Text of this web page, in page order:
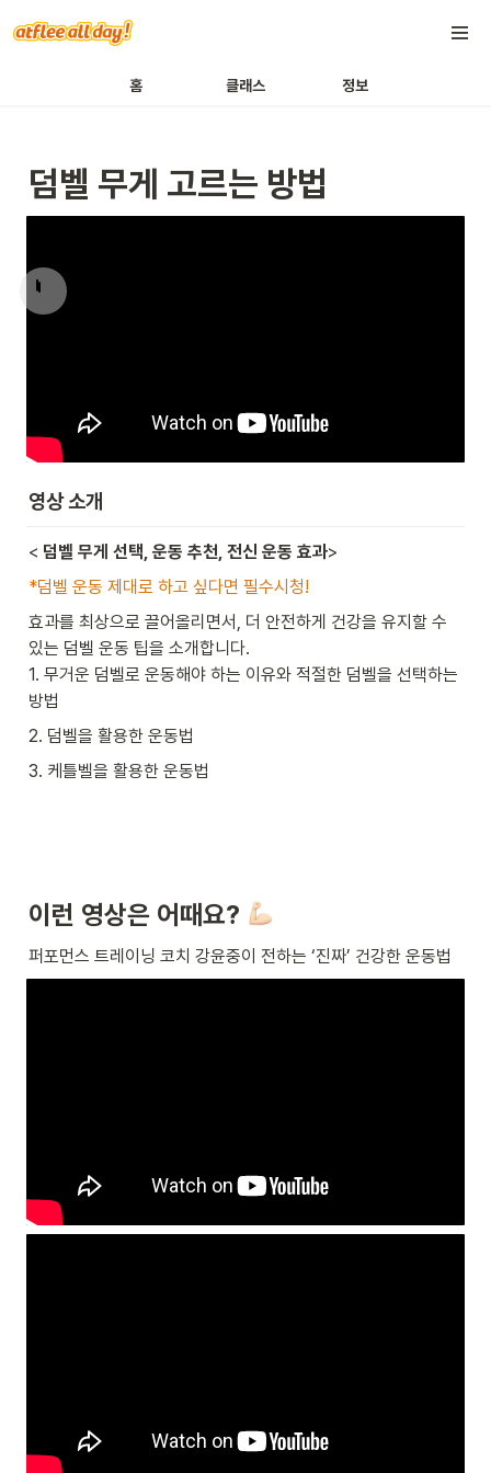
홈 클래스 정보
덤벨 무게 고르는 방법
영상 소개
< 덤벨 무게 선택, 운동 추천, 전신 운동 효과>
*덤벨 운동 제대로 하고 싶다면 필수시청!
효과를 최상으로 끌어올리면서, 더 안전하게 건강을 유지할 수
있는 덤벨 운동 팁을 소개합니다.
1. 무거운 덤벨로 운동해야 하는 이유와 적절한 덤벨을 선택하는
방법
2. 덤벨을 활용한 운동법
3. 케틀벨을 활용한 운동법
이런 영상은 어때요?
퍼포먼스 트레이닝 코치 강윤중이 전하는 ‘진짜’ 건강한 운동법